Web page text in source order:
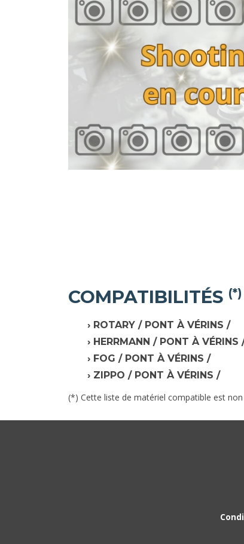
COMPATIBILITÉS (*)
ROTARY / PONT À VÉRINS /
HERRMANN / PONT À VÉRINS
FOG / PONT À VÉRINS /
ZIPPO / PONT À VÉRINS /
(*) Cette liste de matériel compatible est